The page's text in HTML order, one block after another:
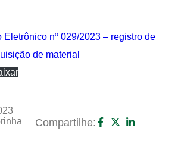
Eletrônico nº 029/2023 – registro de
de material
Compartilhe: